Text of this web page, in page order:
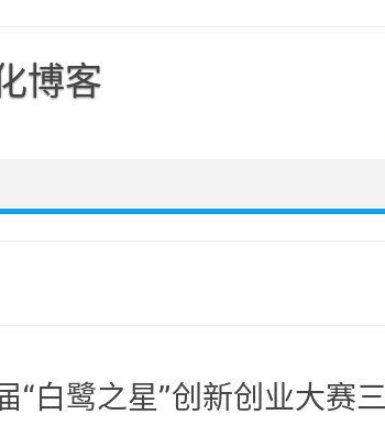
博客
“白鹭之星”创新创业大赛三